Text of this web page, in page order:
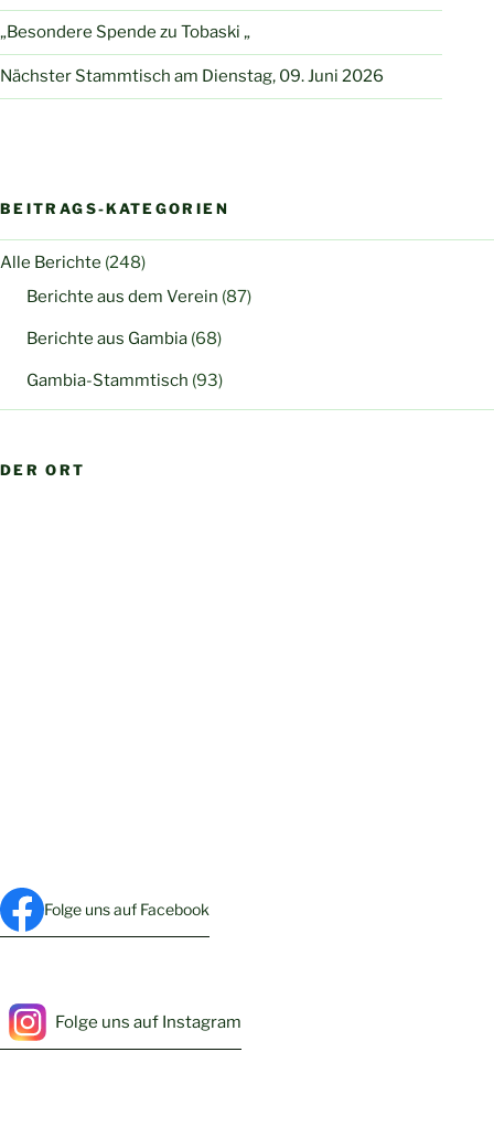
„Besondere Spende zu Tobaski „
Nächster Stammtisch am Dienstag, 09. Juni 2026
BEITRAGS-KATEGORIEN
Alle Berichte (248)
Berichte aus dem Verein (87)
Berichte aus Gambia (68)
Gambia-Stammtisch (93)
DER ORT
Folge uns auf Facebook
Folge uns auf Instagram